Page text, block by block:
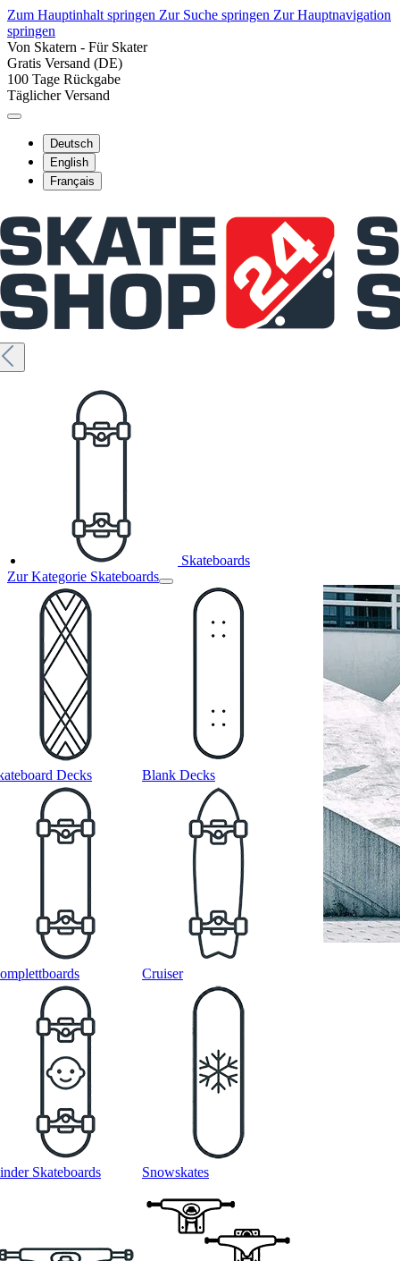
Zum Hauptinhalt springen Zur Suche springen Zur Hauptnavigation
springen
Von Skatern - Für Skater
Gratis Versand (DE)
100 Tage Rückgabe
Täglicher Versand
Deutsch
English
Français
Skateboards
Zur Kategorie Skateboards
Decks Blank Decks
Cruiser
Skateboards Snowskates